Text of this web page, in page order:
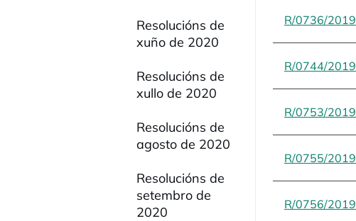
Resolucións de
xuño de 2020
Resolucións de
xullo de 2020
Resolucións de
agosto de 2020
Resolucións de
setembro de
2020
R/0736/2019
R/0744/2019
R/0753/2019
R/0755/2019
R/0756/2019